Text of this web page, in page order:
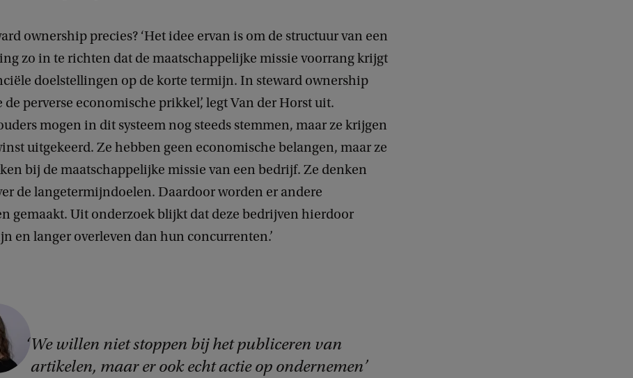
ownership precies? ‘Het idee ervan is om de structuur van een
zo in te richten dat de maatschappelijke missie voorrang krijgt
doelstellingen op de korte termijn. In steward ownership
de perverse economische prikkel’, legt Van der Horst uit.
mogen in dit systeem nog steeds stemmen, maar ze krijgen
uitgekeerd. Ze hebben geen economische belangen, maar ze
bij de maatschappelijke missie van een bedrijf. Ze denken
de langetermijndoelen. Daardoor worden er andere
gemaakt. Uit onderzoek blijkt dat deze bedrijven hierdoor
en langer overleven dan hun concurrenten.’
We willen niet stoppen bij het publiceren van
artikelen, maar er ook echt actie op ondernemen